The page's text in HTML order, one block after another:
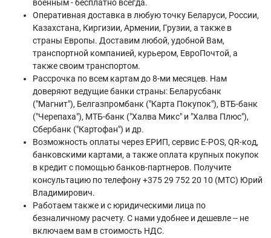
военным - бесплатно всегда.
Оперативная доставка в любую точку Беларуси, России,
Казахстана, Киргизии, Армении, Грузии, а также в
страны Европы. Доставим любой, удобной Вам,
транспортной компанией, курьером, ЕвроПочтой, а
также своим транспортом.
Рассрочка по всем картам до 8-ми месяцев. Нам
доверяют ведущие банки страны: Беларусбанк
("Магнит"), Белгазпромбанк ("Карта Покупок"), ВТБ-банк
("Черепаха"), МТБ-банк ("Халва Микс" и "Халва Плюс"),
Сбербанк ("Картофан") и др.
Возможность оплаты через ЕРИП, сервис E-POS, QR-код,
банковскими картами, а также оплата крупных покупок
в кредит с помощью банков-партнеров. Получите
консультацию по телефону +375 29 752 20 10 (МТС) Юрий
Владимирович.
Работаем также и с юридическими лица по
безналичному расчету. С нами удобнее и дешевле -- не
включаем вам в стоимость НДС.